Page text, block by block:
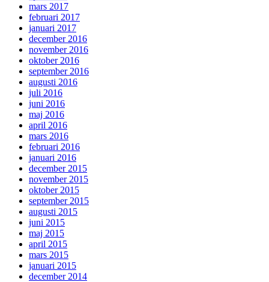
mars 2017
februari 2017
januari 2017
december 2016
november 2016
oktober 2016
september 2016
augusti 2016
juli 2016
juni 2016
maj 2016
april 2016
mars 2016
februari 2016
januari 2016
december 2015
november 2015
oktober 2015
september 2015
augusti 2015
juni 2015
maj 2015
april 2015
mars 2015
januari 2015
december 2014